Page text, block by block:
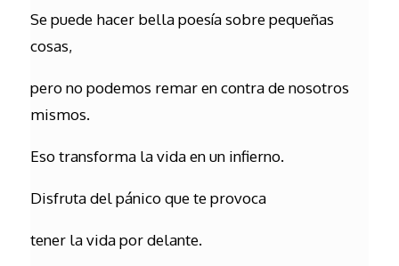
Se puede hacer bella poesía sobre pequeñas
cosas,
pero no podemos remar en contra de nosotros
mismos.
Eso transforma la vida en un infierno.
Disfruta del pánico que te provoca
tener la vida por delante.